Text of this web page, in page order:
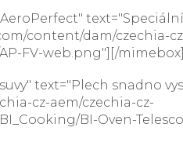
content/dam/czechia-
FV-web.png"][/mimebox]
text="Plech snadno
cz-aem/czechia-cz-
BI-Oven-